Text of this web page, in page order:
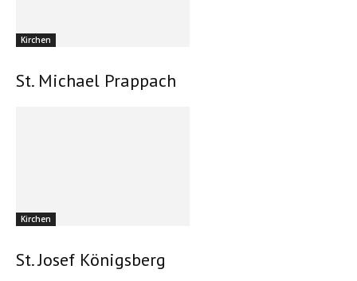
Kirchen
St. Michael Prappach
Kirchen
St. Josef Königsberg